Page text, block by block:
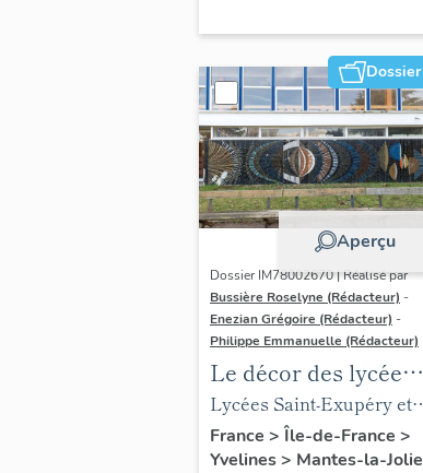
Dossier
Aperçu
Dossier IM78002670 | Réalisé par
Bussière Roselyne (Rédacteur) -
Enezian Grégoire (Rédacteur) -
Philippe Emmanuelle (Rédacteur)
Le décor des lycées
de Mantes
Lycées Saint-Exupéry et
Jean Rostand
France > Île-de-France >
Yvelines> Mantes-la-Jolie